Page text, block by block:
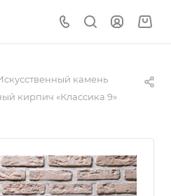
камень
кирпич «Классика 9»